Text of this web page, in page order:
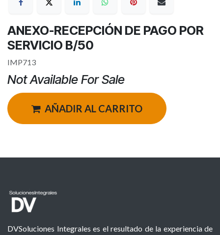
ANEXO-RECEPCIÓN DE PAGO POR
SERVICIO B/50
IMP713
Not Available For Sale
AÑADIR AL CARRITO
DVSoluciones Integrales es el resultado de la experiencia de